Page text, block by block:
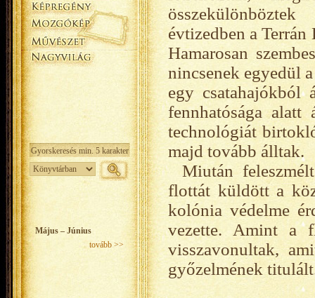
Május – Június
tovább >>
évtizedben a
Hamarosan
nincsenek egyedül
egy csatahajókból
fennhatósága
technológiát
majd tovább álltak.
Miután
flottát küldött a
kolónia védelme
vezette. Amint a
visszavonultak,
győzelmének